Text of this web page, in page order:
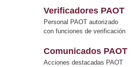
Verificadores PAOT
Personal PAOT autorizado
con funciones de verificación
Comunicados PAOT
Acciones destacadas PAOT